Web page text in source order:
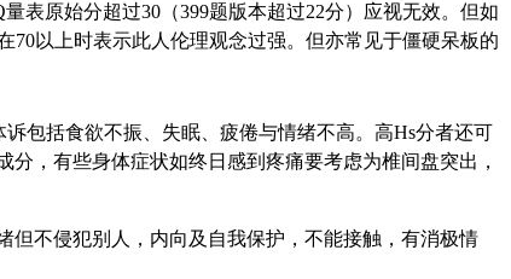
表原始分超过30（399题版本超过22分）应视无效。但如
以上时表示此人伦理观念过强。但亦常见于僵硬呆板的
包括食欲不振、失眠、疲倦与情绪不高。高Hs分者还可
，有些身体症状如终日感到疼痛要考虑为椎间盘突出，
但不侵犯别人，内向及自我保护，不能接触，有消极情